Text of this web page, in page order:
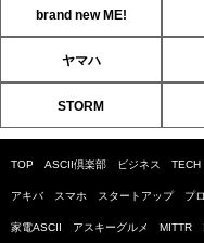
brand new ME!
ヤマハ
STORM
TOP ASCII倶楽部 ビジネス TECH
アキバ スマホ スタートアップ プ
家電ASCII アスキーグルメ MITTR